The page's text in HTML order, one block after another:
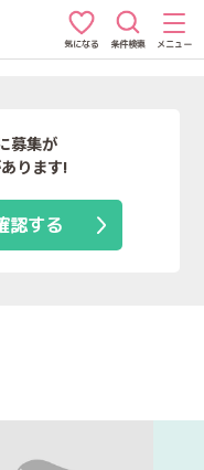
気になる 条件検索 メニュー
募集が
ります!
認する